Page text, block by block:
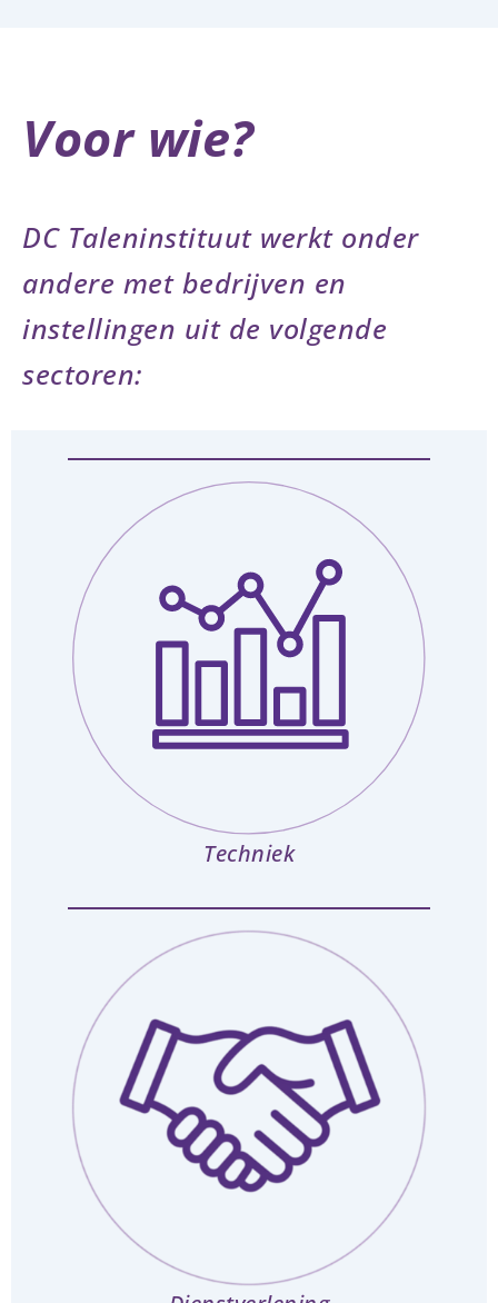
Voor wie?
DC Taleninstituut werkt onder
andere met bedrijven en
instellingen uit de volgende
sectoren:
Techniek